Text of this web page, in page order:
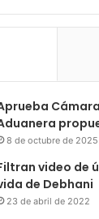
8 de octubre de 2025
video de
de Debhani
23 de abril de 2022